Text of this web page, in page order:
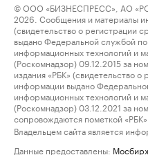
© ООО «БИЗНЕСПРЕСС», АО
2026. Сообщения и материалы
(свидетельство о регистрации
выдано Федеральной службой
информационных технологий и
(Роскомнадзор) 09.12.2015 за
издания «РБК» (свидетельство
информации выдано
информационных технологий и
(Роскомнадзор) 03.12.2021 за
сопровождаются пометкой «РБК».
Владельцем сайта является
Данные предоставлены: